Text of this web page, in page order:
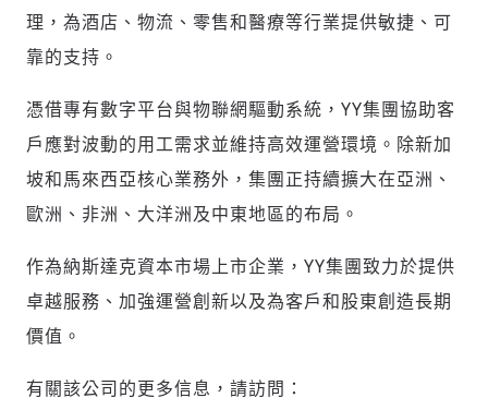
參與下一波全球科技革命
驗證
理，為酒店、物流、零售和醫療等行業提供敏捷、可
靠的支持。
憑借專有數字平台與物聯網驅動系統，YY集團協助客
戶應對波動的用工需求並維持高效運營環境。除新加
坡和馬來西亞核心業務外，集團正持續擴大在亞洲、
歐洲、非洲、大洋洲及中東地區的布局。
作為納斯達克資本市場上市企業，YY集團致力於提供
卓越服務、加強運營創新以及為客戶和股東創造長期
價值。
有關該公司的更多信息，請訪問：